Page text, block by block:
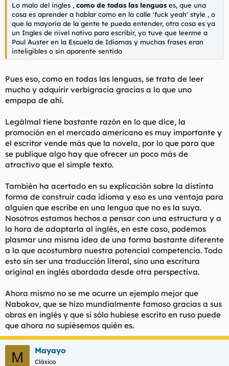
Lo malo del ingles , como de todas las lenguas es, que una
cosa es aprender a hablar como en la calle 'fuck yeah' style , o
que la mayoria de la gente te pueda entender, otra cosa es ya
un Ingles de nivel nativo para escribir, yo tuve que leerme a
Paul Auster en la Escuela de Idiomas y muchas frases eran
inteligibles o sin aparente sentido
Pues eso, como en todas las lenguas, se trata de leer
mucho y adquirir verbigracia gracias a lo que uno
empapa de ahí.
Legálmal tiene bastante razón en lo que dice, la
promoción en el mercado americano es muy importante y
el escritor vende más que la novela, por lo que para que
se publique algo hay que ofrecer un poco más de
atractivo que el simple texto.
También ha acertado en su explicación sobre la distinta
forma de construir cada idioma y eso es una ventaja para
alguien que escribe en una lengua que no es la suya.
Nosotros estamos hechos a pensar con una estructura y a
la hora de adaptarla al inglés, en este caso, podemos
plasmar una misma idea de una forma bastante diferente
a la que acostumbra nuestra potencial competencia. Todo
esto sin ser una traducción literal, sino una escritura
original en inglés abordada desde otra perspectiva.
Ahora mismo no se me ocurre un ejemplo mejor que
Nabokov, que se hizo mundialmente famoso gracias a sus
obras en inglés y que si sólo hubiese escrito en ruso puede
que ahora no supiésemos quién es.
M Mayayo
Clásico